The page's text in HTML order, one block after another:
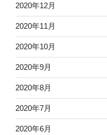
2020年12月
2020年11月
2020年10月
2020年9月
2020年8月
2020年7月
2020年6月